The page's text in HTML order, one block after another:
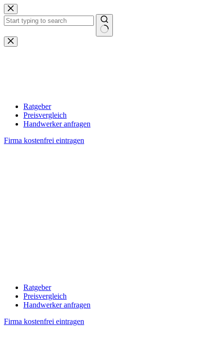
Zum
Inhalt
springen
Keine
Ergebnisse
Ratgeber
Preisvergleich
Handwerker anfragen
Firma kostenfrei eintragen
Ratgeber
Preisvergleich
Handwerker anfragen
Firma kostenfrei eintragen